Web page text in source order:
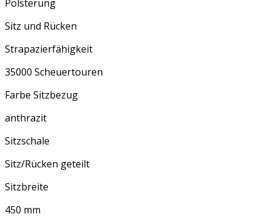
Polsterung
Sitz und Rücken
Strapazierfähigkeit
35000 Scheuertouren
Farbe Sitzbezug
anthrazit
Sitzschale
Sitz/Rücken geteilt
Sitzbreite
450 mm